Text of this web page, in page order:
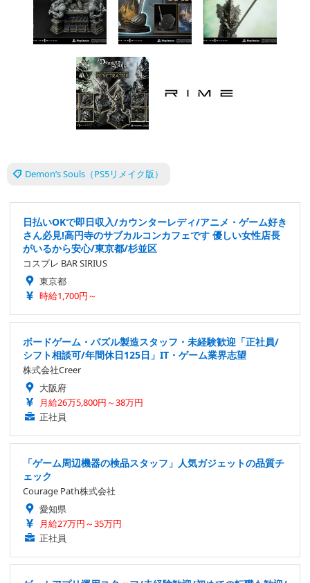
Demon’s Souls（PS5リメイク版）
日払いOKで即日収入/カウンターレディ/アニメ・ゲーム好き
さん必見!高円寺のサブカルコンカフェです 優しい女性店長
がいるから安心/東京都/杉並区
コスプレ BAR SIRIUS
東京都
時給1,700円～
ボードゲーム・パズル製造スタッフ・未経験歓迎「正社員/
シフト相談可/年間休日125日」IT・ゲーム業界志望
株式会社Creer
大阪府
月給26万5,800円～38万円
正社員
「ゲーム周辺機器の検品スタッフ」人気ガジェットの品質チ
ェック
Courage Path株式会社
愛知県
月給27万円～35万円
正社員